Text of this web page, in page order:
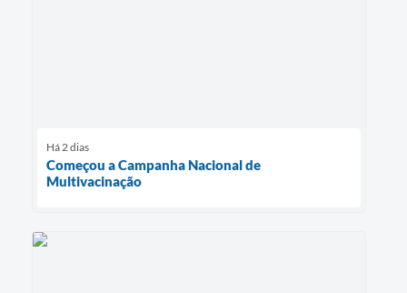
Há 2 dias
Começou a Campanha Nacional de
Multivacinação